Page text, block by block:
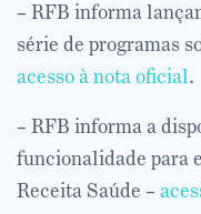
– RFB informa
série de programas
acesso à nota oficial.
– RFB informa a
funcionalidade para
Receita Saúde –